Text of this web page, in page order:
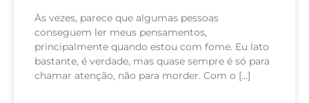
Às vezes, parece que algumas pessoas
conseguem ler meus pensamentos,
principalmente quando estou com fome. Eu lato
bastante, é verdade, mas quase sempre é só para
chamar atenção, não para morder. Com o […]